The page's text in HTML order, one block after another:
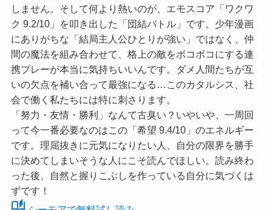
しません。そして何より熱いのが、
エモスコア「ワクワ
ク 9.2/10」
を叩き出した「団結バトル」です。少年漫画
にありがちな「結局主人公ひとりが強い」ではなく、仲
間の魔法を組み合わせて、格上の敵をボコボコにする連
携プレーが本当に気持ちいいんです。ダメ人間たちが互
いの欠点を補い合って最強になる…このカタルシス、社
会で働く私たちには特に刺さります。
「努力・友情・勝利」なんて古臭い？いやいや、一周回
って今一番必要なのはこの「希望 9.4/10」 のエネルギー
です。理屈抜きに元気になりたい人、自分の限界を勝手
に決めてしまいそうな人にこそ読んでほしい。読み終わ
った後、自然と握りこぶしを作っている自分に気づくは
ずです！
auto_stories